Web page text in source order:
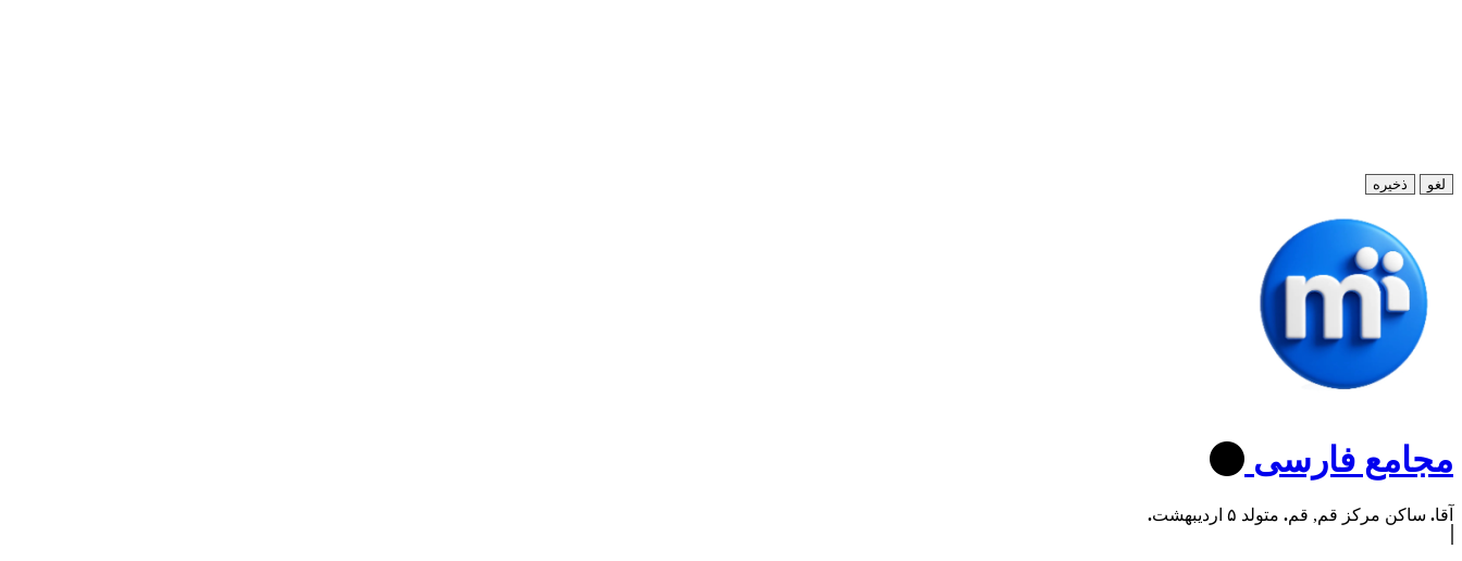
لغو ذخیره
مجامع فارسی
آقا. ساکن مرکز قم, قم. متولد ۵ اردیبهشت .